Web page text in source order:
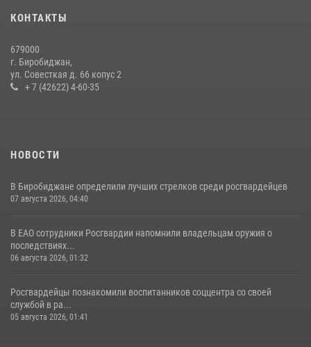
21 июля 2026, 04:18
Первых основам самообороны
13 июля 2026, 02:04 3
КОНТАКТЫ
679000
г. Биробиджан,
ул. Совесткая д. 66 копус 2
+ 7 (42622) 4-60-35
НОВОСТИ
В Биробиджане определили лучших стрелков среди росгвардейцев
07 августа 2026, 04:40
В ЕАО сотрудники Росгвардии напомнили владельцам оружия о
последствиях...
06 августа 2026, 01:32
Росгвардейцы познакомили воспитанников соццентра со своей
службой в ра...
05 августа 2026, 01:41